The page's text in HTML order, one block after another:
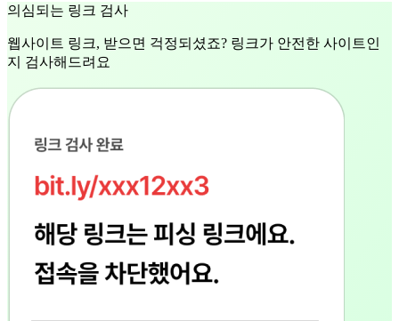
의심되는 링크 검사
웹사이트 링크, 받으면 걱정되셨죠? 링크가 안전한 사이트인
지 검사해드려요